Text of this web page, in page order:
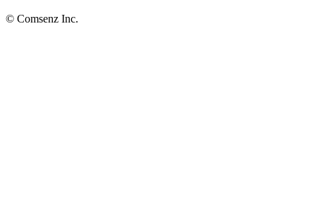
© Comsenz Inc.